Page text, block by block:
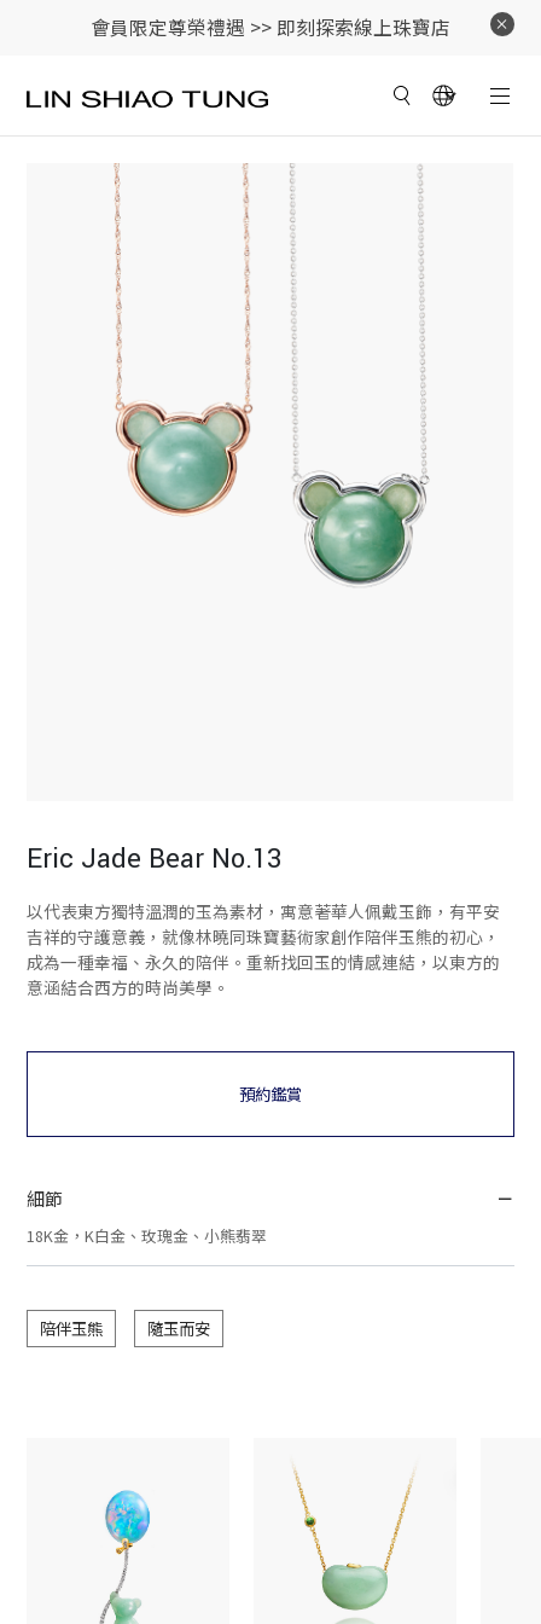
會員限定尊榮禮遇 >> 即刻探索線上珠寶店
Eric Jade Bear No.13
以代表東方獨特溫潤的玉為素材，寓意著華人佩戴玉飾，有平安
吉祥的守護意義，就像林曉同珠寶藝術家創作陪伴玉熊的初心，
成為一種幸福、永久的陪伴。重新找回玉的情感連結，以東方的
意涵結合西方的時尚美學。
預約鑑賞
細節
18K金，K白金、玫瑰金、小熊翡翠
陪伴玉熊 隨玉而安